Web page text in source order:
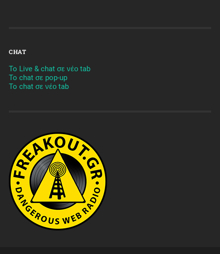
CHAT
To Live & chat σε νέο tab
To chat σε pop-up
To chat σε νέο tab